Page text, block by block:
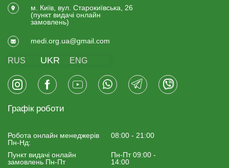
м. Київ, вул. Старокиївська, 26
(пункт видачi онлайн
замовлень)
medi.org.ua@gmail.com
RUS UKR ENG
Графік роботи
Робота онлайн менеджерiв
Пн-Нд:
08:00 - 21:00
Пункт видачі онлайн
замовлень Пн-Пт
Пн-Пт 09:00 -
14:00